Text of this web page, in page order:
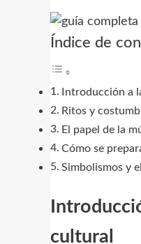
Índice de
Introducción a
Ritos y
El papel de la
Cómo se
Simbolismos y
cultural